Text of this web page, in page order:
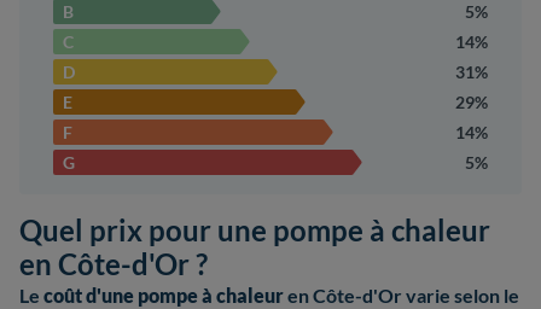
B
5%
C
14%
D
31%
E
29%
F
14%
G
5%
Quel prix pour une pompe à chaleur
en Côte-d'Or ?
Le coût d'une pompe à chaleuren Côte-d'Or varie selon le